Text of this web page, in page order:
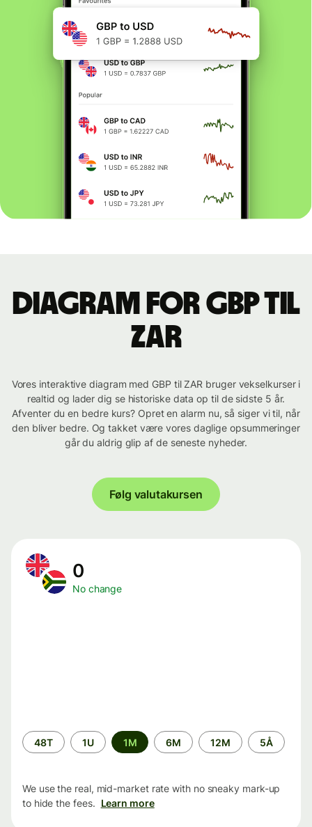
Diagram for GBP til
ZAR
Vores interaktive diagram med GBP til ZAR bruger vekselkurser i
realtid og lader dig se historiske data op til de sidste 5 år.
Afventer du en bedre kurs? Opret en alarm nu, så siger vi til, når
den bliver bedre. Og takket være vores daglige opsummeringer
går du aldrig glip af de seneste nyheder.
Følg valutakursen
0
No change
Time
period
48T 1U 1M 6M 12M 5Å
We use the real, mid-market rate with no sneaky mark-up
to hide the fees. Learn more